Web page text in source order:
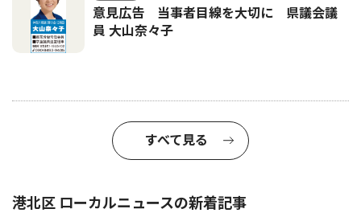
意見広告 当事者目線を大切に 県議会議
員 大山奈々子
すべて見る
港北区 ローカルニュースの新着記事